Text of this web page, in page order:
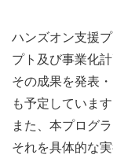
ハンズオン支援
プト及び事業化
その成果を発表
も予定しています
また、本プログ
それを具体的な